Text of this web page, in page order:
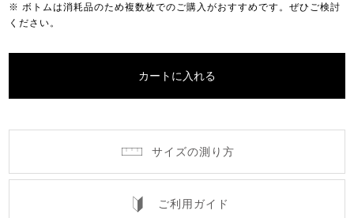
※ ボトムは消耗品のため複数枚でのご購入がおすすめです。ぜひご検討
ください。
カートに入れる
サイズの測り方
ご利用ガイド